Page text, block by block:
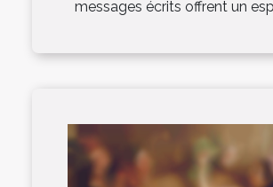
messages écrits offrent un